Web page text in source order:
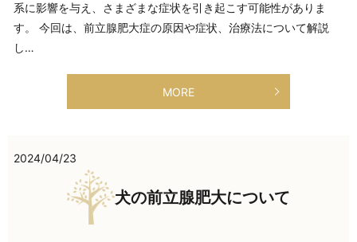
系に影響を与え、さまざまな症状を引き起こす可能性がありま
す。 今回は、前立腺肥大症の原因や症状、治療法について解説
し…
MORE
2024/04/23
犬の前立腺肥大について